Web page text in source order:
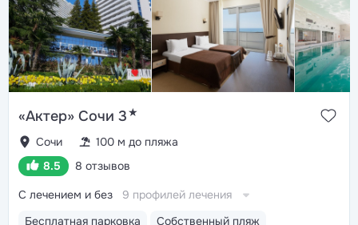
«Актер» Сочи 3★
Сочи
100 м до пляжа
8.5
8 отзывов
Бесплатная парковка
Собственный пляж
С лечением и без 9 профилей лечения